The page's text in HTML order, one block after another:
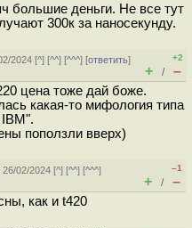
большие деньги. Не все тут
300к за наносекунду.
2024 [^] [^^] [^^^] [ответить]
+2
+ / –
цена тоже дай боже.
какая-то мифология типа
поползли вверх)
26/02/2024 [^] [^^] [^^^]
–1
+ / –
как и t420